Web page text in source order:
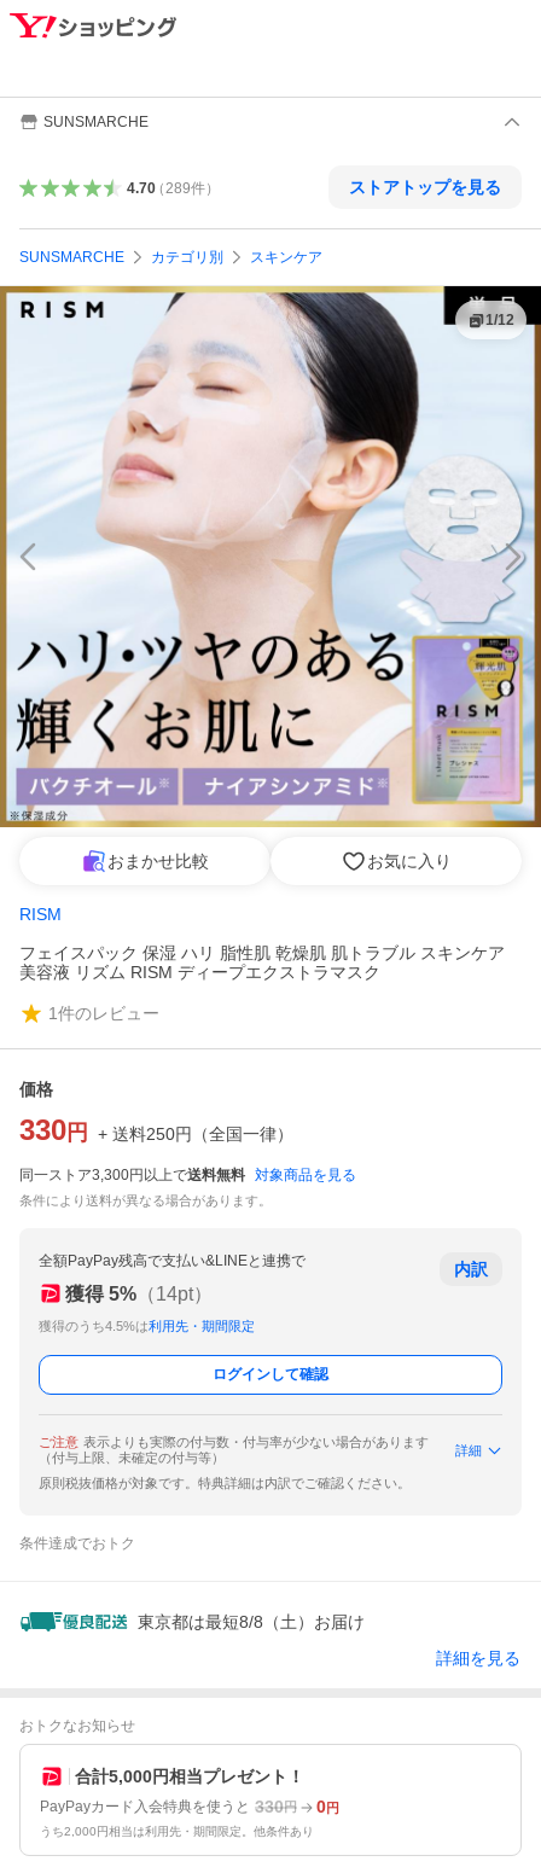
SUNSMARCHE
4.70（ 289件） ストアトップを見る
SUNSMARCHE カテゴリ別 スキンケア
1/12
おまかせ比較 お気に入り
RISM
フェイスパック 保湿 ハリ 脂性肌 乾燥肌 肌トラブル スキンケア
美容液 リズム RISM ディープエクストラマスク
1件のレビュー
価格
330 円 + 送料250円 （全国一律）
同一ストア3,300円以上で送料無料 対象商品を見る
条件により送料が異なる場合があります。
全額PayPay残高で支払い&LINEと連携で
獲得 5% （14pt）
獲得のうち4.5%は利用先・期間限定
内訳
ログインして確認
ご注意 表示よりも実際の付与数・付与率が少ない場合があります
（付与上限、未確定の付与等）
詳細
原則税抜価格が対象です。特典詳細は内訳でご確認ください。
条件達成でおトク
東京都は最短8/8（土）お届け
詳細を見る
おトクなお知らせ
合計5,000円相当プレゼント！
PayPayカード入会特典を使うと 330円 0円
うち2,000円相当は利用先・期間限定。他条件あり